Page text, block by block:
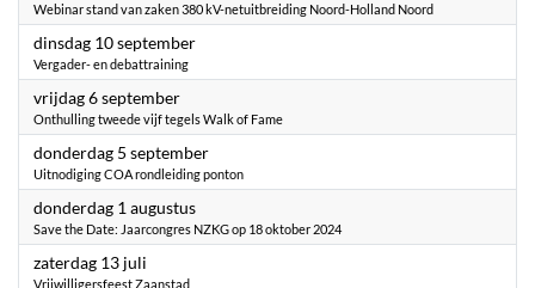
Webinar stand van zaken 380 kV-netuitbreiding Noord-Holland Noord
dinsdag 10 september2024
Vergader- en debattraining
vrijdag 6 september2024
Onthulling tweede vijf tegels Walk of Fame
donderdag 5 september2024
Uitnodiging COA rondleiding ponton
donderdag 1 augustus2024
Save the Date: Jaarcongres NZKG op 18 oktober 2024
zaterdag 13 juli
Vrijwilligersfeest Zaanstad